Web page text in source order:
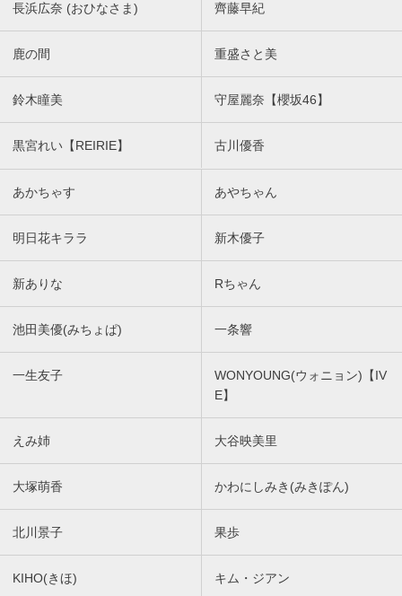
長浜広奈 (おひなさま) 齊藤早紀
鹿の間 重盛さと美
鈴木瞳美 守屋麗奈【櫻坂46】
黒宮れい【REIRIE】 古川優香
あかちゃす あやちゃん
明日花キララ 新木優子
新ありな Rちゃん
池田美優(みちょぱ) 一条響
一生友子
WONYOUNG(ウォニョン)【IV
E】
えみ姉 大谷映美里
大塚萌香 かわにしみき(みきぽん)
北川景子 果歩
KIHO(きほ) キム・ジアン